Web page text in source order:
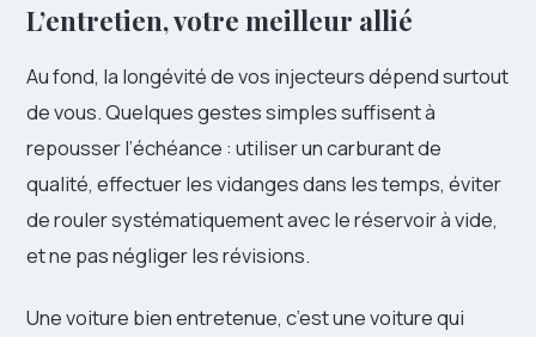
L’entretien, votre meilleur allié
Au fond, la longévité de vos injecteurs dépend surtout
de vous. Quelques gestes simples suffisent à
repousser l’échéance : utiliser un carburant de
qualité, effectuer les vidanges dans les temps, éviter
de rouler systématiquement avec le réservoir à vide,
et ne pas négliger les révisions.
Une voiture bien entretenue, c’est une voiture qui